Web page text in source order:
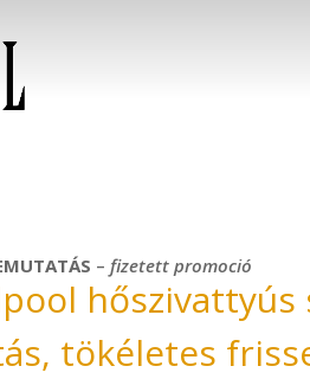
– fizetett promoció
hőszivattyús
tökéletes